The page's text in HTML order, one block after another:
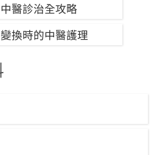
醫診治全攻略
換時的中醫護理